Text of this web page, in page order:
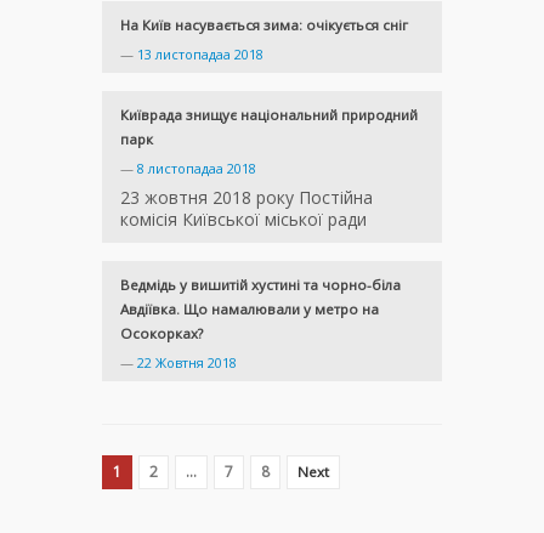
На Київ насувається зима: очікується сніг
— 13 листопадаа 2018
Київрада знищує національний природний
парк
— 8 листопадаа 2018
23 жовтня 2018 року Постійна
комісія Київської міської ради
Ведмідь у вишитій хустині та чорно-біла
Авдіївка. Що намалювали у метро на
Осокорках?
— 22 Жовтня 2018
1 2 … 7 8 Next